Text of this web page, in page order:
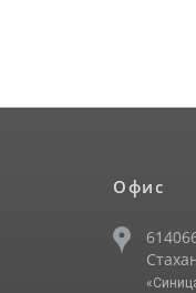
Офис